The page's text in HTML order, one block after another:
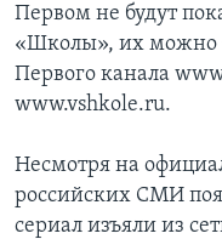
Первом не будут
«Школы», их можно
Первого канала
www.vshkole.ru.
Несмотря на
российских СМИ
сериал изъяли из